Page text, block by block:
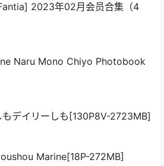
2023年02月会员合集（4
Naru Mono Chiyo Photobook
デイリーしも[130P8V-2723MB]
Marine[18P-272MB]